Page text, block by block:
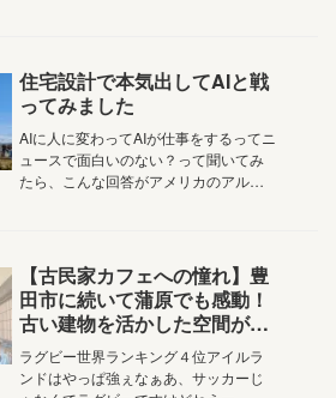
ようございます家...
住宅設計で本気出してAIと戦
ってみました
AIに人に変わってAIが仕事をするってニ
ュースで面白いのない？って聞いてみ
たら、こんな回答がアメリカのアルテ
を分担し始めたそうな...
【古民家カフェへの憧れ】豊
田市に続いて蒲原でも感動！
古い建物を活かした空間が心
地いい理由
ラグビー世界ランキング４位アイルラ
ンドはやっぱ強ぇなぁあ、サッカーじ